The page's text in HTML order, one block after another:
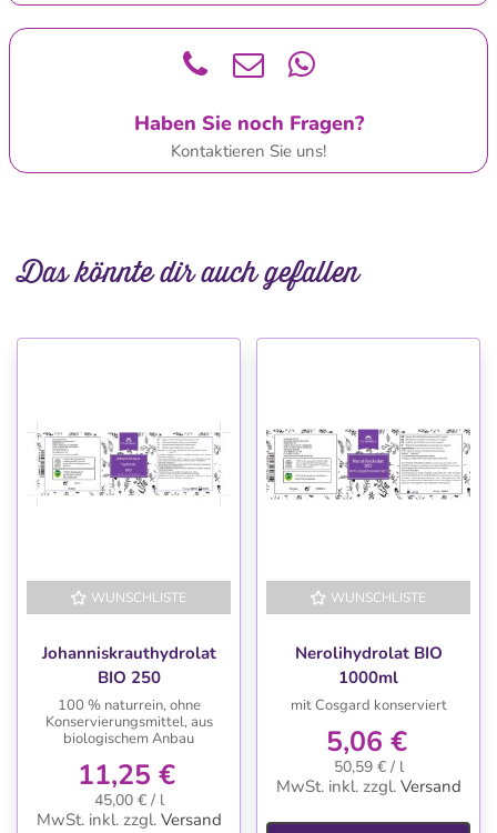
Haben Sie noch Fragen?
Kontaktieren Sie uns!
Das könnte dir auch gefallen
WUNSCHLISTE
Johanniskrauthydrolat
BIO 250
100 % naturrein, ohne
Konservierungsmittel, aus
biologischem Anbau
11,25 €
45,00 € / l
MwSt. inkl. zzgl. Versand
WUNSCHLISTE
Nerolihydrolat BIO
1000ml
mit Cosgard konserviert
5,06 €
50,59 € / l
MwSt. inkl. zzgl. Versand